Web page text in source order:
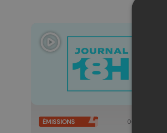
ÉMISSIONS 06/08/2026